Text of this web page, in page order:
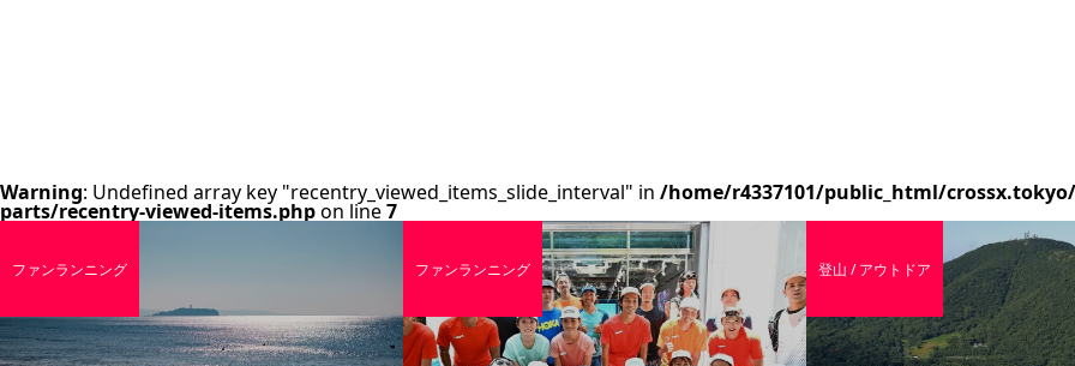
Warning: Undefined array key "recentry_viewed_items_slide_interval" in /home/r4337101/public_html/
parts/recentry-viewed-items.phpon line7
ファンランニング ファンランニング 登山 / アウトドア